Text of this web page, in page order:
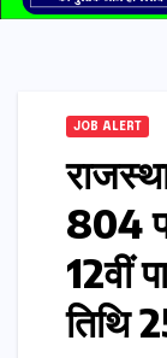
JOB ALERT
804
12वीं
तिथि